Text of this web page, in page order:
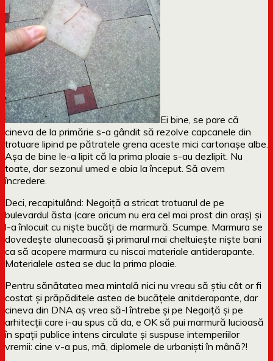
Ei bine, se pare că
cineva de la primărie s-a gândit să rezolve capcanele din
trotuare lipind pe pătratele grena aceste mici cartonașe albe.
Așa de bine le-a lipit că la prima ploaie s-au dezlipit. Nu
toate, dar sezonul umed e abia la început. Să avem
încredere.
Deci, recapitulând: Negoiță a stricat trotuarul de pe
bulevardul ăsta (care oricum nu era cel mai prost din oraș) și
l-a înlocuit cu niște bucăți de marmură. Scumpe. Marmura se
dovedește alunecoasă și primarul mai cheltuiește niște bani
ca să acopere marmura cu niscai materiale antiderapante.
Materialele astea se duc la prima ploaie.
Pentru sănătatea mea mintală nici nu vreau să știu cât or fi
costat și prăpăditele astea de bucățele anitderapante, dar
cineva din DNA aș vrea să-l întrebe și pe Negoiță și pe
arhitecții care i-au spus că da, e OK să pui marmură lucioasă
în spații publice intens circulate și suspuse intemperiilor
vremii: cine v-a pus, mă, diplomele de urbaniști în mână?!